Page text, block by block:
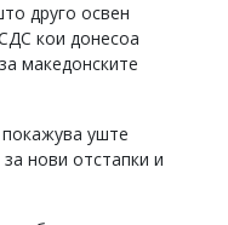
друго освен
кои донесоа
македонските
уште
нови отстапки и